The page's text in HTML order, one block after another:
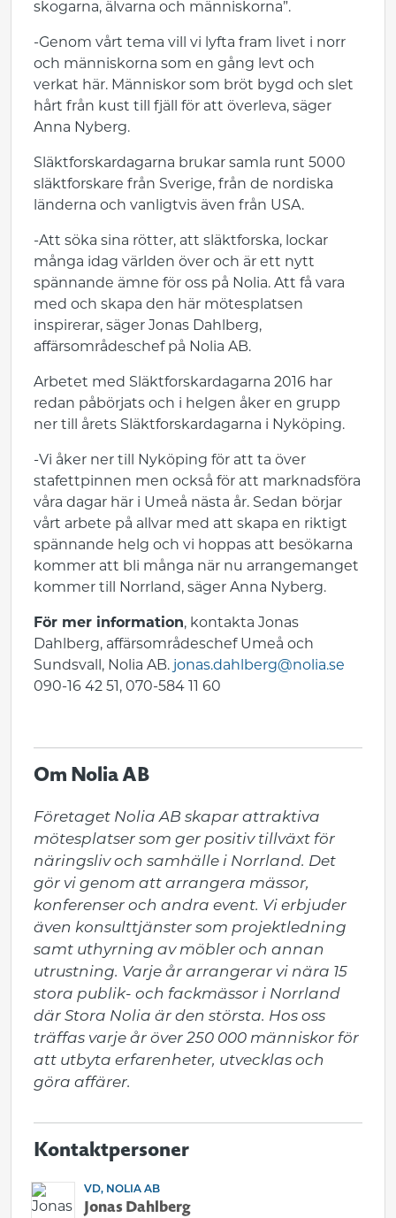
skogarna, älvarna och människorna”.
-Genom vårt tema vill vi lyfta fram livet i norr
och människorna som en gång levt och
verkat här. Människor som bröt bygd och slet
hårt från kust till fjäll för att överleva, säger
Anna Nyberg.
Släktforskardagarna brukar samla runt 5000
släktforskare från Sverige, från de nordiska
länderna och vanligtvis även från USA.
-Att söka sina rötter, att släktforska, lockar
många idag världen över och är ett nytt
spännande ämne för oss på Nolia. Att få vara
med och skapa den här mötesplatsen
inspirerar, säger Jonas Dahlberg,
affärsområdeschef på Nolia AB.
Arbetet med Släktforskardagarna 2016 har
redan påbörjats och i helgen åker en grupp
ner till årets Släktforskardagarna i Nyköping.
-Vi åker ner till Nyköping för att ta över
stafettpinnen men också för att marknadsföra
våra dagar här i Umeå nästa år. Sedan börjar
vårt arbete på allvar med att skapa en riktigt
spännande helg och vi hoppas att besökarna
kommer att bli många när nu arrangemanget
kommer till Norrland, säger Anna Nyberg.
För mer information, kontakta Jonas
Dahlberg, affärsområdeschef Umeå och
Sundsvall, Nolia AB. jonas.dahlberg@nolia.se
090-16 42 51, 070-584 11 60
Om Nolia AB
Företaget Nolia AB skapar attraktiva
mötesplatser som ger positiv tillväxt för
näringsliv och samhälle i Norrland. Det
gör vi genom att arrangera mässor,
konferenser och andra event. Vi erbjuder
även konsulttjänster som projektledning
samt uthyrning av möbler och annan
utrustning. Varje år arrangerar vi nära 15
stora publik- och fackmässor i Norrland
där Stora Nolia är den största. Hos oss
träffas varje år över 250 000 människor för
att utbyta erfarenheter, utvecklas och
göra affärer.
Kontaktpersoner
VD, NOLIA AB
Jonas Dahlberg